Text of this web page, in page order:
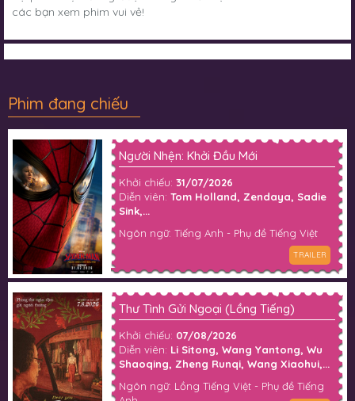
các bạn xem phim vui vẻ!
Phim đang chiếu
Người Nhện: Khởi Đầu Mới
Khởi chiếu: 31/07/2026
Diễn viên: Tom Holland, Zendaya, Sadie
Sink,...
Ngôn ngữ: Tiếng Anh - Phụ đề Tiếng Việt
TRAILER
Thư Tình Gửi Ngoại (Lồng Tiếng)
Khởi chiếu: 07/08/2026
Diễn viên: Li Sitong, Wang Yantong, Wu
Shaoqing, Zheng Runqi, Wang Xiaohui,...
Ngôn ngữ: Lồng Tiếng Việt - Phụ đề Tiếng